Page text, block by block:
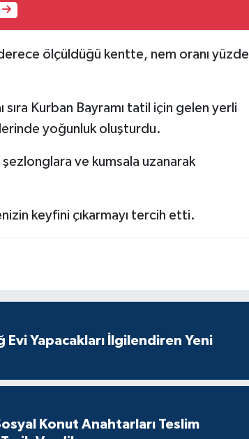
derece ölçüldüğü kentte, nem oranı yüzde
Kurban Bayramı tatil için gelen yerli
yoğunluk oluşturdu.
şezlonglara ve kumsala uzanarak
keyfini çıkarmayı tercih etti.
Evi Yapacakları İlgilendiren Yeni
Konut Anahtarları Teslim